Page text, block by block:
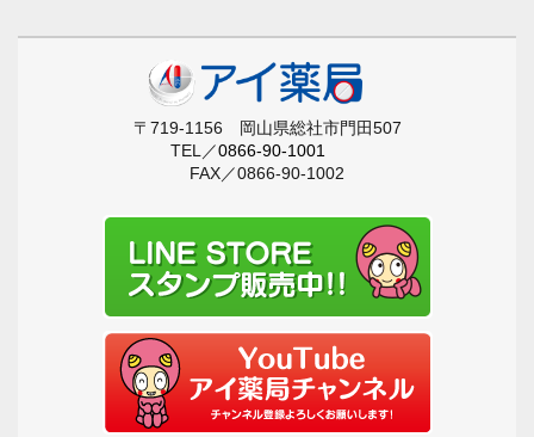
〒719-1156 岡山県総社市門田507
TEL／0866-90-1001
FAX／0866-90-1002